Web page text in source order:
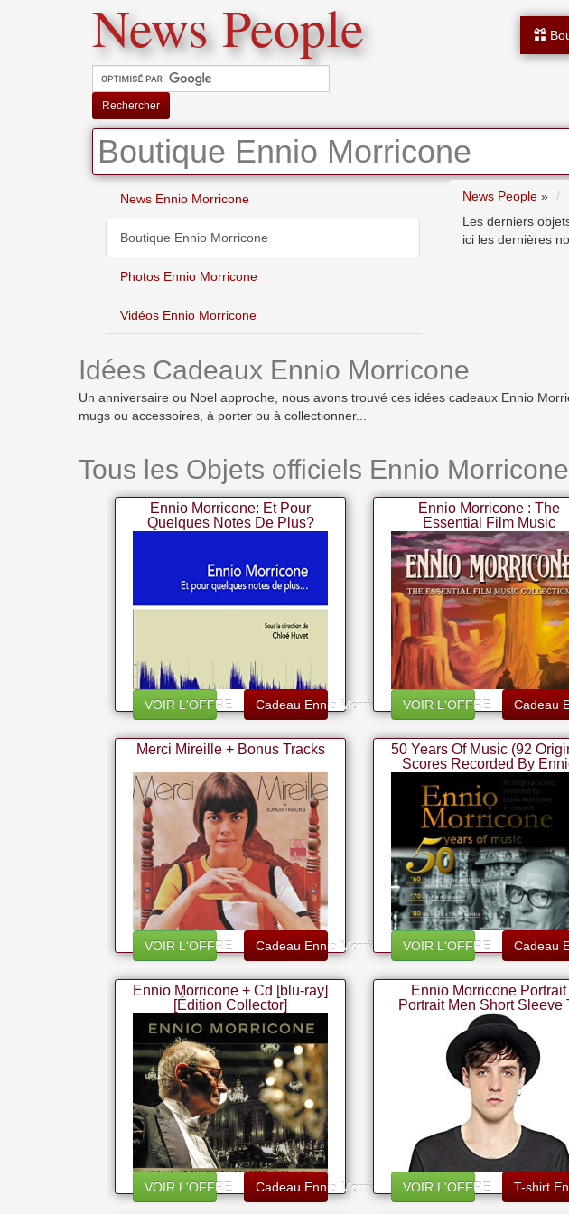
News People
Rechercher
Boutique Ennio Morricone
News Ennio Morricone
Boutique Ennio Morricone
Photos Ennio Morricone
Vidéos Ennio Morricone
News People »
Les derniers
ici les dernières
Idées Cadeaux Ennio Morricone
Un anniversaire ou Noel approche, nous avons trouvé ces idées cadeaux Ennio
mugs ou accessoires, à porter ou à collectionner...
Tous les Objets officiels Ennio
Ennio Morricone: Et Pour
Quelques Notes De Plus?
VOIR L'OFFRE Cadeau Ennio Morricone
Ennio Morricone : The
Essential Film Music
Collection
VOIR L'OFFRE Cadeau
Merci Mireille + Bonus Tracks
VOIR L'OFFRE Cadeau Ennio Morricone
50 Years Of Music (92
Scores Recorded By
Morricone In Concert)
VOIR L'OFFRE Cadeau
Ennio Morricone + Cd [blu-ray]
[Édition Collector]
VOIR L'OFFRE Cadeau Ennio Morricone
Ennio Morricone Portrait
Portrait Men Short Sleeve
shirt Tee Shirt Stylish
Fit Custom Apparel By
VOIR L'OFFRE T-shirt